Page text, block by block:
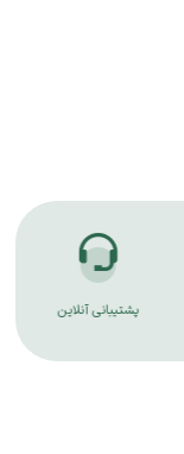
پشتیبانی آنلاین